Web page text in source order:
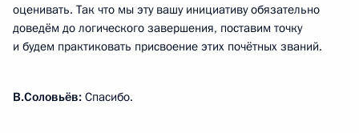
оценивать. Так что мы эту вашу инициативу обязательно
доведём до логического завершения, поставим точку
и будем практиковать присвоение этих почётных званий.
В.Соловьёв: Спасибо.